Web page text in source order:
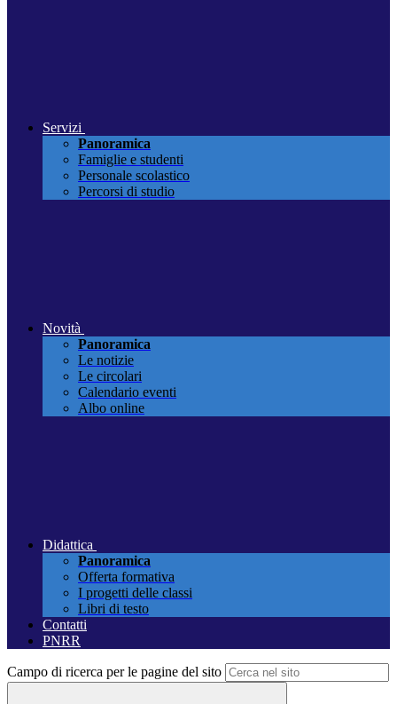
Servizi
Panoramica
Famiglie e studenti
Personale scolastico
Percorsi di studio
Novità
Panoramica
Le notizie
Le circolari
Calendario eventi
Albo online
Didattica
Panoramica
Offerta formativa
I progetti delle classi
Libri di testo
Contatti
PNRR
Campo di ricerca per le pagine del sito